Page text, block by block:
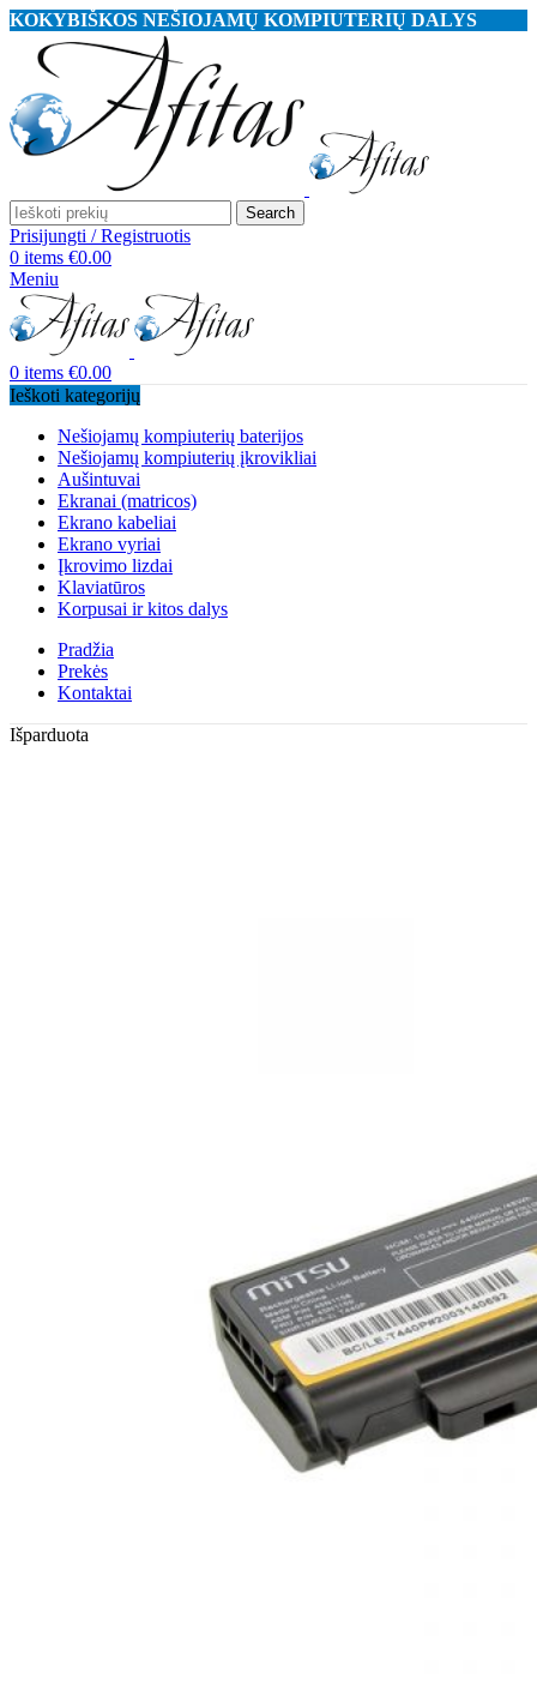
KOKYBIŠKOS NEŠIOJAMŲ KOMPIUTERIŲ DALYS
Search
Prisijungti / Registruotis
0 items €0.00
Meniu
0 items €0.00
Ieškoti kategorijų
Nešiojamų kompiuterių baterijos
Nešiojamų kompiuterių įkrovikliai
Aušintuvai
Ekranai (matricos)
Ekrano kabeliai
Ekrano vyriai
Įkrovimo lizdai
Klaviatūros
Korpusai ir kitos dalys
Pradžia
Prekės
Kontaktai
Išparduota